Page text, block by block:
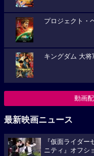
プロジェクト・
キングダム 大将
動画
最新映画ニュース
『仮面ライダ
ニティ』オフシ